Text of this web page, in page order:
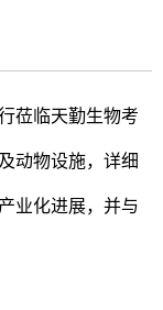
莅临天勤生物考
动物设施，详细
业化进展，并与